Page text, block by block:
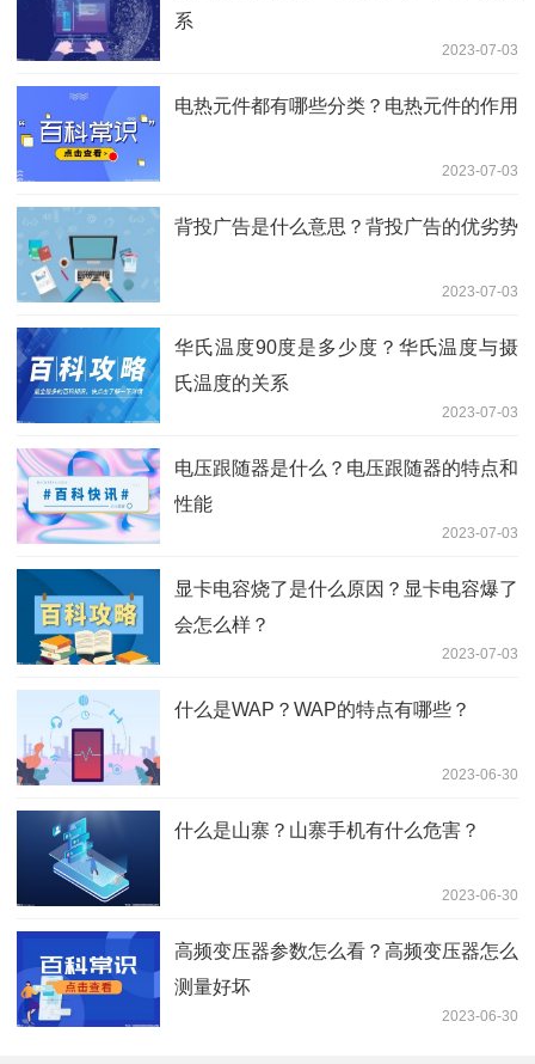
系
2023-07-03
电热元件都有哪些分类？电热元件的作用
2023-07-03
背投广告是什么意思？背投广告的优劣势
2023-07-03
华氏温度90度是多少度？华氏温度与摄
氏温度的关系
2023-07-03
电压跟随器是什么？电压跟随器的特点和
性能
2023-07-03
显卡电容烧了是什么原因？显卡电容爆了
会怎么样？
2023-07-03
什么是WAP？WAP的特点有哪些？
2023-06-30
什么是山寨？山寨手机有什么危害？
2023-06-30
高频变压器参数怎么看？高频变压器怎么
测量好坏
2023-06-30